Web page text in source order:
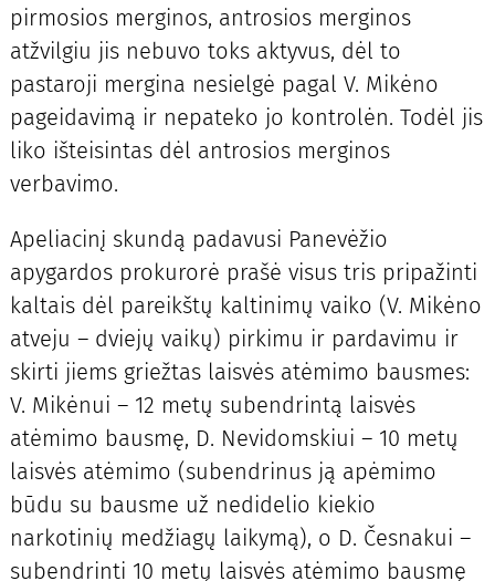
pirmosios merginos, antrosios merginos
atžvilgiu jis nebuvo toks aktyvus, dėl to
pastaroji mergina nesielgė pagal V. Mikėno
pageidavimą ir nepateko jo kontrolėn. Todėl jis
liko išteisintas dėl antrosios merginos
verbavimo.
Apeliacinį skundą padavusi Panevėžio
apygardos prokurorė prašė visus tris pripažinti
kaltais dėl pareikštų kaltinimų vaiko (V. Mikėno
atveju – dviejų vaikų) pirkimu ir pardavimu ir
skirti jiems griežtas laisvės atėmimo bausmes:
V. Mikėnui – 12 metų subendrintą laisvės
atėmimo bausmę, D. Nevidomskiui – 10 metų
laisvės atėmimo (subendrinus ją apėmimo
būdu su bausme už nedidelio kiekio
narkotinių medžiagų laikymą), o D. Česnakui –
subendrinti 10 metų laisvės atėmimo bausmę